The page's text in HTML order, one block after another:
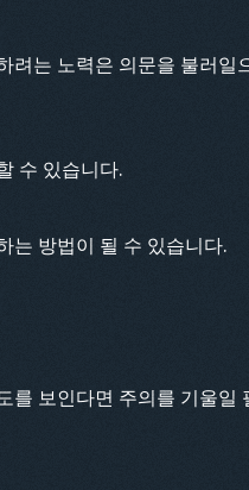
려는 노력은 의문을 불러일
수 있습니다.
는 방법이 될 수 있습니다.
를 보인다면 주의를 기울일